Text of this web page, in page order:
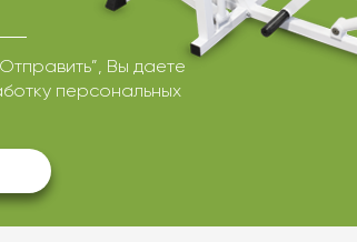
Вы даете
персональных